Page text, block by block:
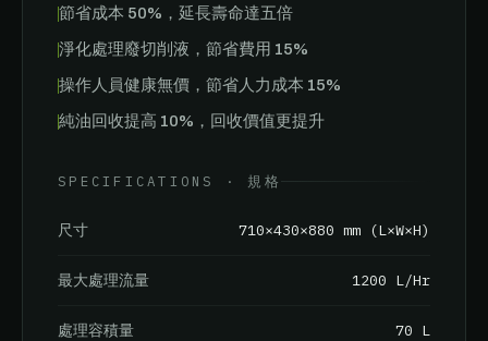
節省成本 50%，延長壽命達五倍
淨化處理廢切削液，節省費用 15%
操作人員健康無價，節省人力成本 15%
純油回收提高 10%，回收價值更提升
SPECIFICATIONS · 規格
尺寸 710×430×880 mm (L×W×H)
最大處理流量 1200 L/Hr
處理容積量 70 L